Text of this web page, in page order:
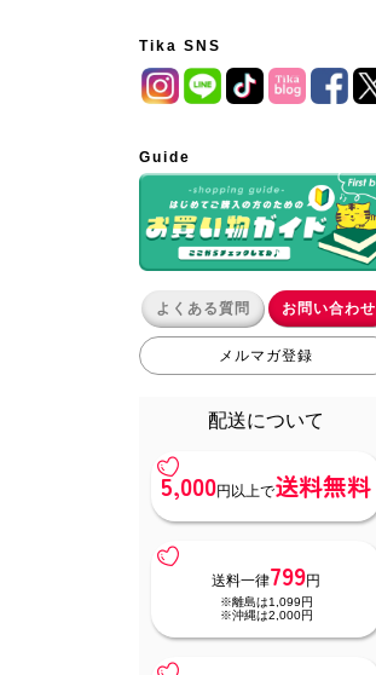
Tika SNS
Guide
よくある質問 お問い合わせ
メルマガ登録
配送について
5,000円以上で送料無料
送料一律799円
※離島は1,099円
※沖縄は2,000円